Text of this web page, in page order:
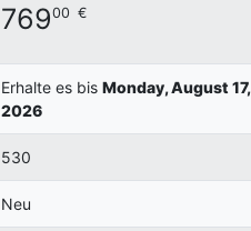
76900 €
Erhalte es bis Monday, August 17,
2026
530
Neu